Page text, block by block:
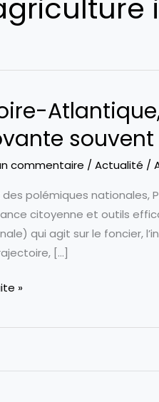
commentaire /Actualité /
des polémiques nationales,
citoyenne et outils
qui agit sur le foncier,
[…]
»